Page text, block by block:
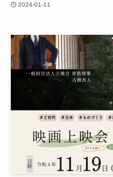
2024-01-11